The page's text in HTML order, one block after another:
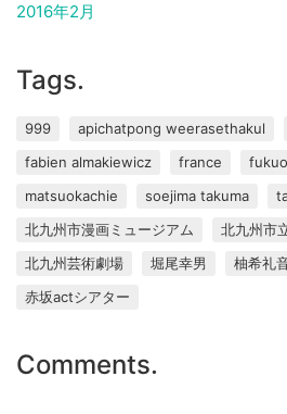
2016年2月
Tags.
999 apichatpong weerasethakul
fabien almakiewicz
france
matsuokachie
soejima takuma
北九州市漫画ミュージアム
北九州市
北九州芸術劇場
堀尾幸男 柚希礼
赤坂actシアター
Comments.